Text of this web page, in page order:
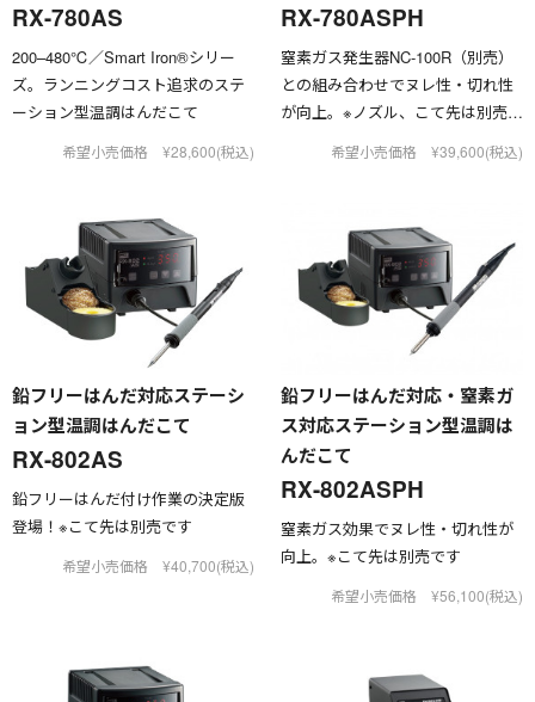
RX-780AS
200–480℃／Smart Iron®︎シリー
ズ。ランニングコスト追求のステ
ーション型温調はんだこて
希望小売価格 ¥28,600(税込)
RX-780ASPH
窒素ガス発生器NC-100R（別売）
との組み合わせでヌレ性・切れ性
が向上。※ノズル、こて先は別売で
希望小売価格 ¥39,600(税込)
鉛フリーはんだ対応ステーシ
ョン型温調はんだこて
RX-802AS
鉛フリーはんだ付け作業の決定版
登場！※こて先は別売です
希望小売価格 ¥40,700(税込)
鉛フリーはんだ対応・窒素ガ
ス対応ステーション型温調は
んだこて
RX-802ASPH
窒素ガス効果でヌレ性・切れ性が
向上。※こて先は別売です
希望小売価格 ¥56,100(税込)